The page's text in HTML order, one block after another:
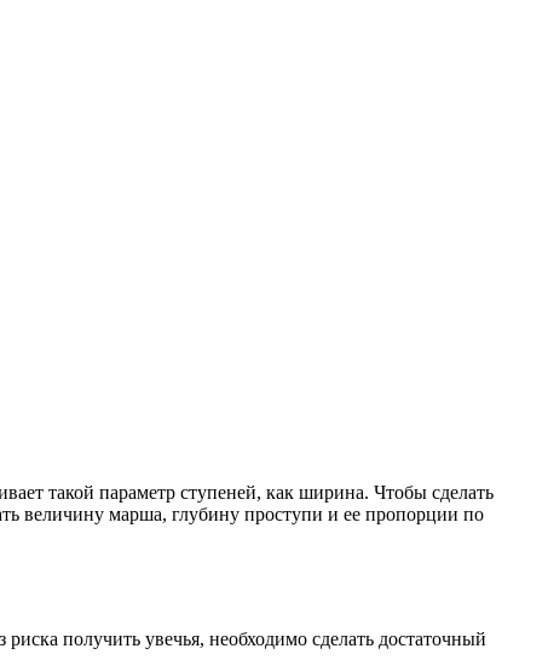
такой параметр ступеней, как ширина. Чтобы сделать
величину марша, глубину проступи и ее пропорции по
получить увечья, необходимо сделать достаточный